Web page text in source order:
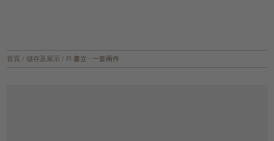
首頁 / 儲存及展示 / PI 書立 - 一套兩件